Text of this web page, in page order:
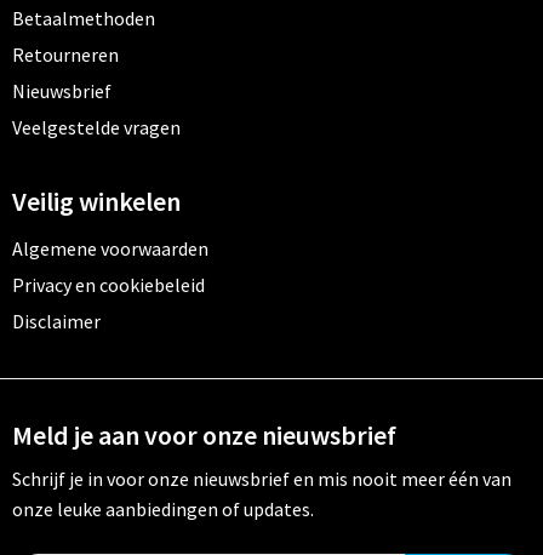
Betaalmethoden
Retourneren
Nieuwsbrief
Veelgestelde vragen
Veilig winkelen
Algemene voorwaarden
Privacy en cookiebeleid
Disclaimer
Meld je aan voor onze nieuwsbrief
Schrijf je in voor onze nieuwsbrief en mis nooit meer één van
onze leuke aanbiedingen of updates.